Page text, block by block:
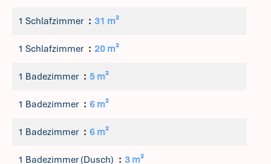
1 Schlafzimmer 31 m²
1 Schlafzimmer 20 m²
1 Badezimmer 5 m²
1 Badezimmer 6 m²
1 Badezimmer 6 m²
1 Badezimmer (Dusch) 3 m²